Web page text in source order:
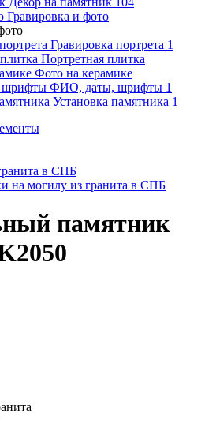
Гравировка и фото
Гравировка портрета 1
Портретная плитка
Фото на керамике
ФИО, даты, шрифты 1
Установка памятника 1
в СПБ
на могилу из гранита в СПБ
памятник